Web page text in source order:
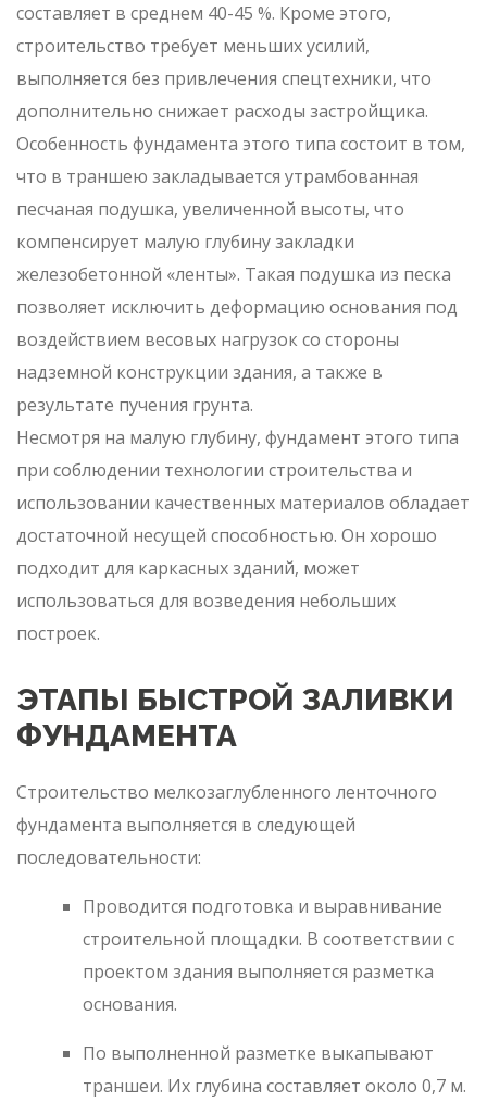
составляет в среднем 40-45 %. Кроме этого,
строительство требует меньших усилий,
выполняется без привлечения спецтехники, что
дополнительно снижает расходы застройщика.
Особенность фундамента этого типа состоит в том,
что в траншею закладывается утрамбованная
песчаная подушка, увеличенной высоты, что
компенсирует малую глубину закладки
железобетонной «ленты». Такая подушка из песка
позволяет исключить деформацию основания под
воздействием весовых нагрузок со стороны
надземной конструкции здания, а также в
результате пучения грунта.
Несмотря на малую глубину, фундамент этого типа
при соблюдении технологии строительства и
использовании качественных материалов обладает
достаточной несущей способностью. Он хорошо
подходит для каркасных зданий, может
использоваться для возведения небольших
построек.
ЭТАПЫ БЫСТРОЙ ЗАЛИВКИ
ФУНДАМЕНТА
Строительство мелкозаглубленного ленточного
фундамента выполняется в следующей
последовательности:
Проводится подготовка и выравнивание
строительной площадки. В соответствии с
проектом здания выполняется разметка
основания.
По выполненной разметке выкапывают
траншеи. Их глубина составляет около 0,7 м.